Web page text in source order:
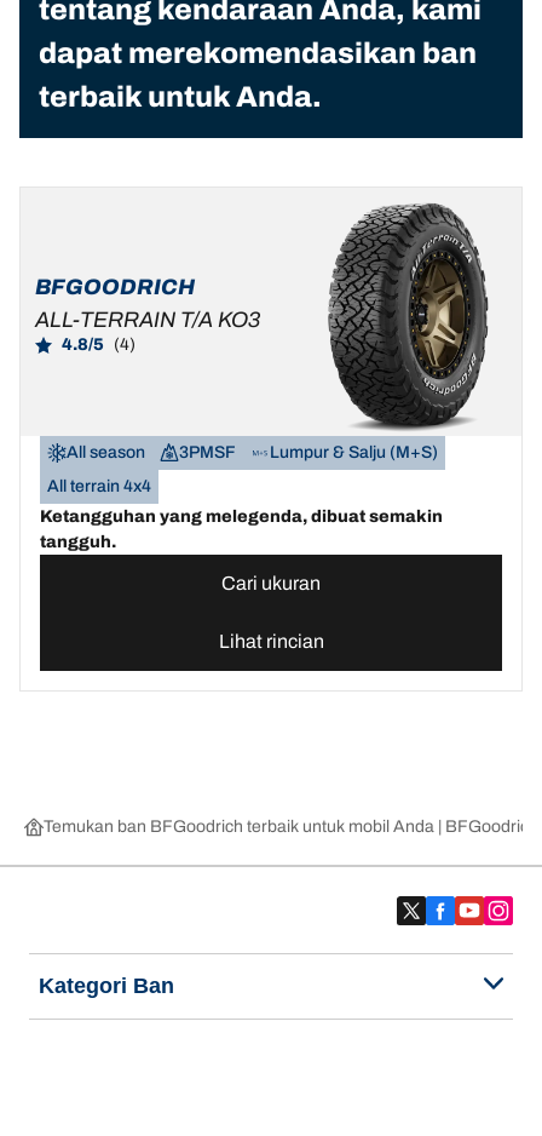
tentang kendaraan Anda, kami
dapat merekomendasikan ban
terbaik untuk Anda.
BFGOODRICH
ALL-TERRAIN T/A KO3
4.8/5 (4)
All season 3PMSF
Lumpur & Salju (M+S)
All terrain 4x4
Ketangguhan yang melegenda, dibuat semakin
tangguh.
Cari ukuran
Lihat rincian
Temukan ban BFGoodrich terbaik untuk mobil Anda |
Kategori Ban